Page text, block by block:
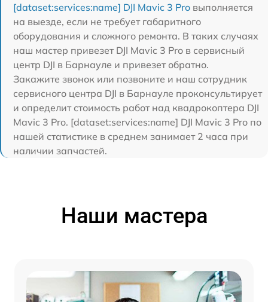
[dataset:services:name] DJI Mavic 3 Pro выполняется
на выезде, если не требует габаритного
оборудования и сложного ремонта. В таких случаях
наш мастер привезет DJI Mavic 3 Pro в сервисный
центр DJI в Барнауле и привезет обратно.
Закажите звонок или позвоните и наш сотрудник
сервисного центра DJI в Барнауле проконсультирует
и определит стоимость работ над квадрокоптера DJI
Mavic 3 Pro. [dataset:services:name] DJI Mavic 3 Pro по
нашей статистике в среднем занимает 2 часа при
наличии запчастей.
Наши мастера